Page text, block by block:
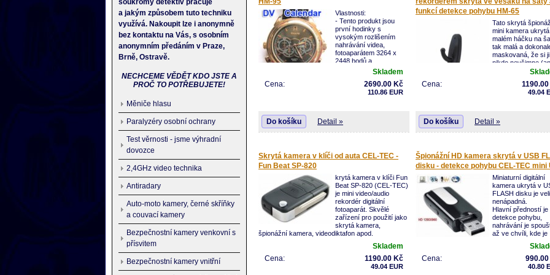
kdekoliv.
Vlastnosti:
- Tento produkt jsou
první hodinky s
vysokým rozlišením
nahrávání videa,
fotoaparátem 3264 x
2448 bodů a
vestavěným MP3
- Může fotografovat a
nahrávat. S jednoduchým ovládáním, elegantní
bezpečnost, média, právo, cestovní ruch,
zdravotní péče a tak dále.
- Poznámka: Nepřipojujte k počítači během
Skladem
2690.00 Kč
Cena:
110.86 EUR
Do košíku Detail »
funkcí detekce pohybu HM-65
Tato skrytá
mini kamera
malém háčku na
tak malá a
maskovaná, že si ji
nikdo nevšimne
který si odkládá
záznam je ve
rozlišení 1280 x
notebooku. Záznam skryté špionážní kamery
věšáku na šaty je ukládán ve formátu AVI,
tedy nutné jej nijak upravovat.
Montáž háčku je velmi snadná, díky
vybavení, kde najdete vše potřebné pro jeho
pevné uchycení.
Cena:
49.04
Do košíku Detail »
Skrytá kamera v klíči od auta CEL-TEC -
Fun Beat SP-820
krytá kamera v klíči Fun
Beat SP-820 (CEL-TEC)
je mini video/audio
rekordér digitální
fotoaparát. Skvělé
zařízení pro použití jako
skrytá kamera,
špionážní kamera, videodiktafon apod.
Jednotlivá videa se uloží na paměťovou kartu
microSD nebo microSDHC (max. 16GB). U videa
lze navíc nastavit detekci pohybu - video se
Skladem
1190.00 Kč
Cena:
49.04 EUR
Špionážní HD kamera skrytá v USB
disku - detekce pohybu CEL-TEC mini
Miniaturní digitální
kamera ukrytá v
FLASH disku je
nenápadná.
Hlavní předností je
detekce pohybu,
nahrávání je
až ve chvíli, kde je
Nahrává video ve
formátu .avi, pořizuje foto .jpg a také
Cena:
40.80
soukromý detektiv pracuje
a jakým způsobem tuto techniku
využívá. Nakoupit lze i anonymně
bez kontaktu na Vás, s osobním
anonymním předáním v Praze,
Brně, Ostravě.
NECHCEME VĚDĚT KDO JSTE A
PROČ TO POTŘEBUJETE!
Měniče hlasu
Paralyzéry osobní ochrany
Test věrnosti - jsme výhradní
dovozce
2,4GHz video technika
Antiradary
Auto-moto kamery, černé skříňky
a couvací kamery
Bezpečnostní kamery venkovní s
přísvitem
Bezpečnostní kamery vnitřní